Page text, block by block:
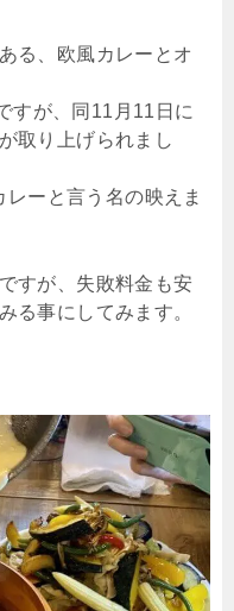
る、欧風カレーとオ
すが、同11月11日に
取り上げられまし
ーと言う名の映えま
すが、失敗料金も安
る事にしてみます。